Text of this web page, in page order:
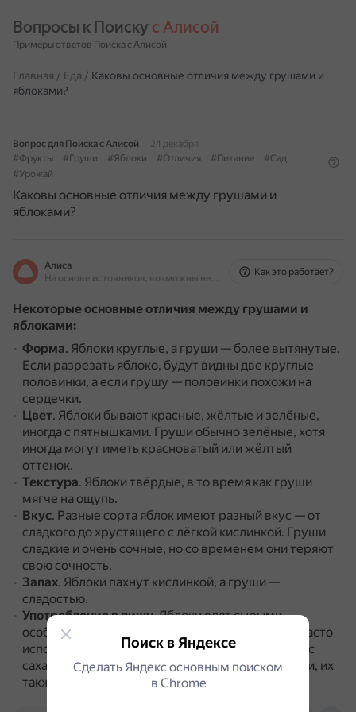
Вопросы к Поиску с Алисой
Примеры ответов Поиска с Алисой
Главная / Еда / Каковы основные отличия между грушами и
яблоками?
Вопрос для Поиска с Алисой
24 декабря
#Фрукты
#Груши #Яблоки #Отличия #Питание
#Сад
#Урожай
Каковы основные отличия между грушами и
яблоками?
Алиса
На основе источников, возможны неточности
Как это работает?
Некоторые основные отличия между грушами и
яблоками:
Форма. Яблоки круглые, а груши — более вытянутые.
Если разрезать яблоко, будут видны две круглые
половинки, а если грушу — половинки похожи на
сердечки.
Цвет. Яблоки бывают красные, жёлтые и зелёные,
иногда с пятнышками. Груши обычно зелёные, хотя
иногда могут иметь красноватый или жёлтый
оттенок.
Текстура. Яблоки твёрдые, в то время как груши
мягче на ощупь.
Вкус. Разные сорта яблок имеют разный вкус — от
сладкого до хрустящего с лёгкой кислинкой. Груши
сладкие и очень сочные, но со временем они теряют
свою сочность.
Запах. Яблоки пахнут кислинкой, а груши —
сладостью.
Употребление в пищу. Яблоки едят сырыми,
особенно более сладкие сорта.
Более терпкие часто
используются в десертах, их можно отваривать с
сахаром или запекать.Груши также едят сырыми, их
также можно тушить для десертов.
Поиск в Яндексе
Сделать Яндекс основным поиском
в Сhrome